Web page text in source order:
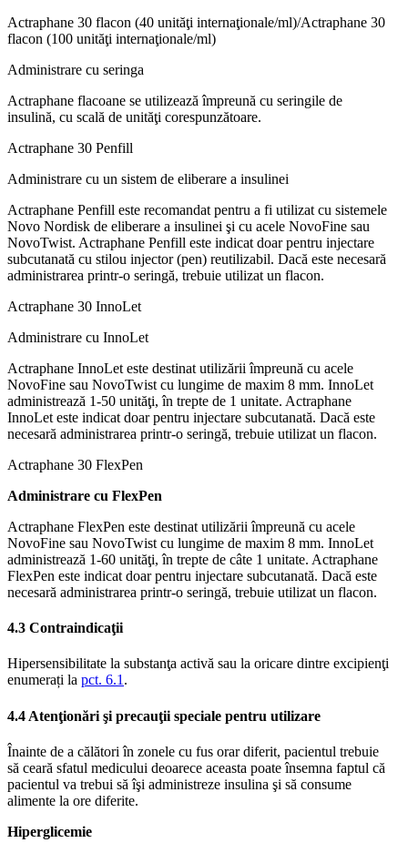
Actraphane 30 flacon (40 unităţi internaţionale/ml)/Actraphane 30
flacon (100 unităţi internaţionale/ml)
Administrare cu seringa
Actraphane flacoane se utilizează împreună cu seringile de
insulină, cu scală de unităţi corespunzătoare.
Actraphane 30 Penfill
Administrare cu un sistem de eliberare a insulinei
Actraphane Penfill este recomandat pentru a fi utilizat cu sistemele
Novo Nordisk de eliberare a insulinei şi cu acele NovoFine sau
NovoTwist. Actraphane Penfill este indicat doar pentru injectare
subcutanată cu stilou injector (pen) reutilizabil. Dacă este necesară
administrarea printr-o seringă, trebuie utilizat un flacon.
Actraphane 30 InnoLet
Administrare cu InnoLet
Actraphane InnoLet este destinat utilizării împreună cu acele
NovoFine sau NovoTwist cu lungime de maxim 8 mm. InnoLet
administrează 1-50 unităţi, în trepte de 1 unitate. Actraphane
InnoLet este indicat doar pentru injectare subcutanată. Dacă este
necesară administrarea printr-o seringă, trebuie utilizat un flacon.
Actraphane 30 FlexPen
Administrare cu FlexPen
Actraphane FlexPen este destinat utilizării împreună cu acele
NovoFine sau NovoTwist cu lungime de maxim 8 mm. InnoLet
administrează 1-60 unităţi, în trepte de câte 1 unitate. Actraphane
FlexPen este indicat doar pentru injectare subcutanată. Dacă este
necesară administrarea printr-o seringă, trebuie utilizat un flacon.
4.3 Contraindicaţii
Hipersensibilitate la substanţa activă sau la oricare dintre excipienţi
enumerați la pct. 6.1.
4.4 Atenţionări şi precauţii speciale pentru utilizare
Înainte de a călători în zonele cu fus orar diferit, pacientul trebuie
să ceară sfatul medicului deoarece aceasta poate însemna faptul că
pacientul va trebui să îşi administreze insulina şi să consume
alimente la ore diferite.
Hiperglicemie